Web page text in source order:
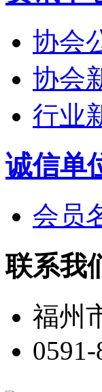
协会
协会
行业
诚信单
会员
联系我
福州